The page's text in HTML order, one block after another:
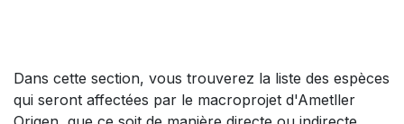
Dans cette section, vous trouverez la liste des espèces
qui seront affectées par le macroprojet d'Ametller